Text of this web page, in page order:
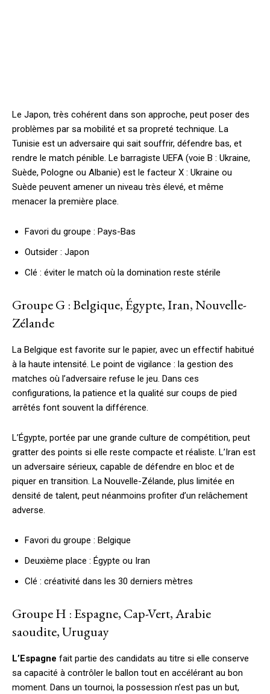
Le Japon, très cohérent dans son approche, peut poser des
problèmes par sa mobilité et sa propreté technique. La
Tunisie est un adversaire qui sait souffrir, défendre bas, et
rendre le match pénible. Le barragiste UEFA (voie B : Ukraine,
Suède, Pologne ou Albanie) est le facteur X : Ukraine ou
Suède peuvent amener un niveau très élevé, et même
menacer la première place.
Favori du groupe : Pays-Bas
Outsider : Japon
Clé : éviter le match où la domination reste stérile
Groupe G : Belgique, Égypte, Iran, Nouvelle-
Zélande
La Belgique est favorite sur le papier, avec un effectif habitué
à la haute intensité. Le point de vigilance : la gestion des
matches où l’adversaire refuse le jeu. Dans ces
configurations, la patience et la qualité sur coups de pied
arrêtés font souvent la différence.
L’Égypte, portée par une grande culture de compétition, peut
gratter des points si elle reste compacte et réaliste. L’Iran est
un adversaire sérieux, capable de défendre en bloc et de
piquer en transition. La Nouvelle-Zélande, plus limitée en
densité de talent, peut néanmoins profiter d’un relâchement
adverse.
Favori du groupe : Belgique
Deuxième place : Égypte ou Iran
Clé : créativité dans les 30 derniers mètres
Groupe H : Espagne, Cap-Vert, Arabie
saoudite, Uruguay
L’Espagne fait partie des candidats au titre si elle conserve
sa capacité à contrôler le ballon tout en accélérant au bon
moment. Dans un tournoi, la possession n’est pas un but,